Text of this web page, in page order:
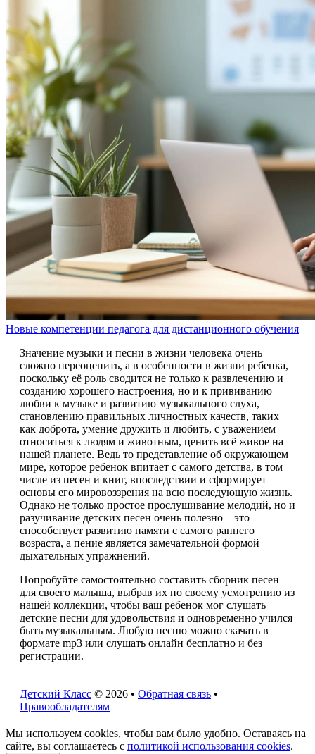
Новые компетенции педагога для дистанционного обучения
Значение музыки и песни в жизни человека очень
сложно переоценить, а в особенности в жизни ребенка,
поскольку её роль сводится не только к развлечению и
созданию хорошего настроения, но и к прививанию
любви к музыке и развитию музыкального слуха,
становлению правильных личностных качеств, таких
как доброта, умение дружить и любить, с уважением
относиться к людям и животным, ценить всё живое на
нашей планете. Ведь то представление об окружающем
мире, которое ребенок впитает с самого детства, в том
числе из песен и книг, впоследствии и сформирует
основы его мировоззрения на всю последующую жизнь.
Однако не только простое прослушивание мелодий, но и
разучивание детских песен очень полезно – это
способствует развитию памяти с самого раннего
возраста, а пение является замечательной формой
дыхательных упражнений.
Попробуйте самостоятельно составить сборник песен
для своего малыша, выбрав их по своему усмотрению из
нашей коллекции, чтобы ваш ребенок мог слушать
детские песни для удовольствия и одновременно учился
быть музыкальным. Любую песню можно скачать в
формате mp3 или слушать онлайн бесплатно и без
регистрации.
Детский Класс © 2026 • Обратная связь •
Правообладателям
Мы используем cookies, чтобы вам было удобно. Оставаясь на
сайте, вы соглашаетесь с политикой использования cookies.